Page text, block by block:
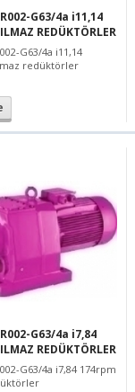
G63/4a i11,14
REDÜKTÖRLER
G63/4a i11,14
redüktörler
G63/4a i7,84
REDÜKTÖRLER
G63/4a i7,84 174rpm